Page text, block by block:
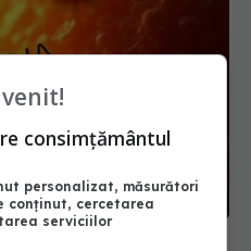
Fii atent la asta
Atacă articulațiile!
consimțământul
personalizat, măsurători
conținut, cercetarea
serviciilor